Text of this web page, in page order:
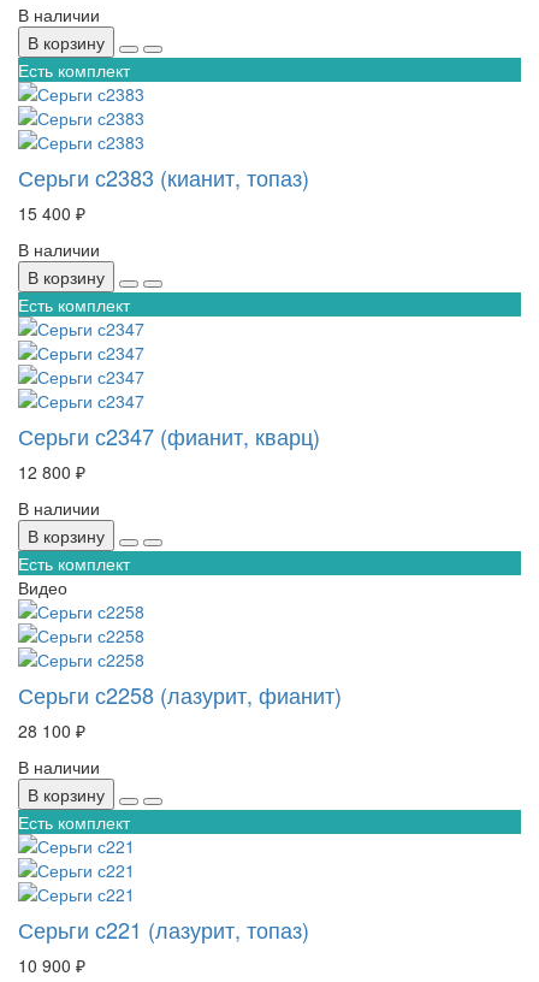
В наличии
В корзину
Есть комплект
Серьги с2383 (кианит, топаз)
15 400 ₽
В наличии
В корзину
Есть комплект
Серьги с2347 (фианит, кварц)
12 800 ₽
В наличии
В корзину
Есть комплект
Видео
Серьги с2258 (лазурит, фианит)
28 100 ₽
В наличии
В корзину
Есть комплект
Серьги с221 (лазурит, топаз)
10 900 ₽